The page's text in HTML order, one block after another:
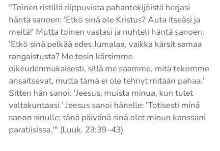
"Toinen ristillä riippuvista pahantekijöistä herjasi
häntä sanoen: 'Etkö sinä ole Kristus? Auta itseäsi ja
meitä!' Mutta toinen vastasi ja nuhteli häntä sanoen:
'Etkö sinä pelkää edes Jumalaa, vaikka kärsit samaa
rangaistusta? Me tosin kärsimme
oikeudenmukaisesti, sillä me saamme, mitä tekomme
ansaitsevat, mutta tämä ei ole tehnyt mitään pahaa.'
Sitten hän sanoi: 'Jeesus, muista minua, kun tulet
valtakuntaasi.' Jeesus sanoi hänelle: 'Totisesti minä
sanon sinulle: tänä päivänä sinä olet minun kanssani
paratiisissa.'" (Luuk. 23:39–43)